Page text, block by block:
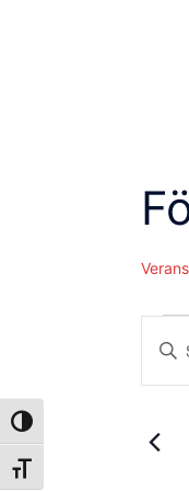
UMSCHALTEN AUF
SCHRIFT VERGRÖSSERN
Bitte
Suche
nach